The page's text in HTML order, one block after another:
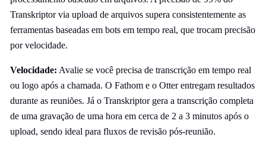
Transkriptor via upload de arquivos supera consistentemente as
ferramentas baseadas em bots em tempo real, que trocam precisão
por velocidade.
Velocidade: Avalie se você precisa de transcrição em tempo real
ou logo após a chamada. O Fathom e o Otter entregam resultados
durante as reuniões. Já o Transkriptor gera a transcrição completa
de uma gravação de uma hora em cerca de 2 a 3 minutos após o
upload, sendo ideal para fluxos de revisão pós-reunião.